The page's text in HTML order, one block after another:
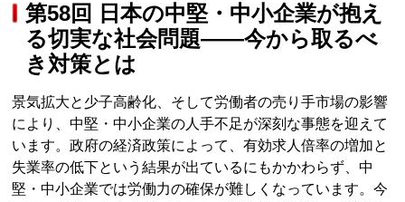
第58回 日本の中堅・中小企業が抱え
る切実な社会問題――今から取るべ
き対策とは
景気拡大と少子高齢化、そして労働者の売り手市場の影響
により、中堅・中小企業の人手不足が深刻な事態を迎えて
います。政府の経済政策によって、有効求人倍率の増加と
失業率の低下という結果が出ているにもかかわらず、中
堅・中小企業では労働力の確保が難しくなっています。今